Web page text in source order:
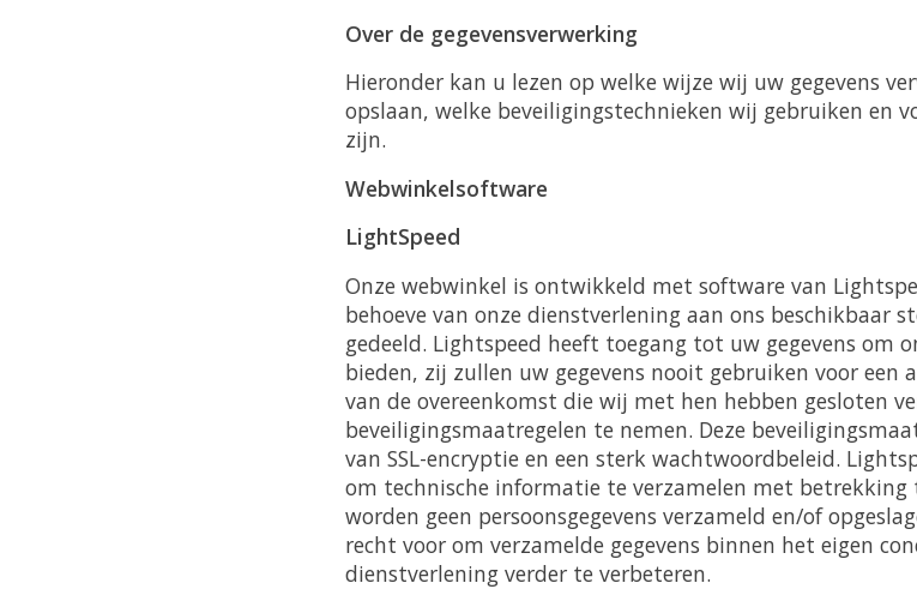
Over de gegevensverwerking
Hieronder kan u lezen op welke wijze wij uw gegevens
opslaan, welke beveiligingstechnieken wij gebruiken en
zijn.
Webwinkelsoftware
LightSpeed
Onze webwinkel is ontwikkeld met software van
behoeve van onze dienstverlening aan ons beschikbaar
gedeeld. Lightspeed heeft toegang tot uw gegevens om
bieden, zij zullen uw gegevens nooit gebruiken voor een
van de overeenkomst die wij met hen hebben gesloten
beveiligingsmaatregelen te nemen. Deze
van SSL-encryptie en een sterk wachtwoordbeleid.
om technische informatie te verzamelen met
worden geen persoonsgegevens verzameld en/of
recht voor om verzamelde gegevens binnen het eigen
dienstverlening verder te verbeteren.